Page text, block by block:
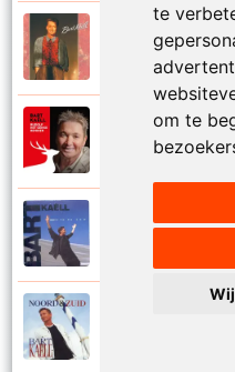
te
om te
Bart Kaell
Bart Kaell
Rudolf het
Bart Kaell